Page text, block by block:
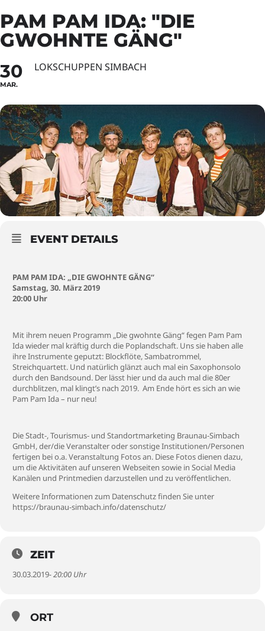
PAM PAM IDA: "DIE
GWOHNTE GÄNG"
30
MAR.
LOKSCHUPPEN SIMBACH
EVENT DETAILS
PAM PAM IDA: „DIE GWOHNTE GÄNG“
Samstag, 30. März 2019
20:00 Uhr
Mit ihrem neuen Programm „Die gwohnte Gäng“ fegen Pam Pam
Ida wieder mal kräftig durch die Poplandschaft. Uns sie haben alle
ihre Instrumente geputzt: Blockflöte, Sambatrommel,
Streichquartett. Und natürlich glänzt auch mal ein Saxophonsolo
durch den Bandsound. Der lässt hier und da auch mal die 80er
durchblitzen, mal klingt’s nach 2019. Am Ende hört es sich an wie
Pam Pam Ida – nur neu!
Die Stadt-, Tourismus- und Standortmarketing Braunau-Simbach
GmbH, der/die Veranstalter oder sonstige Institutionen/Personen
fertigen bei o.a. Veranstaltung Fotos an. Diese Fotos dienen dazu,
um die Aktivitäten auf unseren Webseiten sowie in Social Media
Kanälen und Printmedien darzustellen und zu veröffentlichen.
Weitere Informationen zum Datenschutz finden Sie unter
https://braunau-simbach.info/datenschutz/
ZEIT
30.03.2019- 20:00 Uhr
ORT